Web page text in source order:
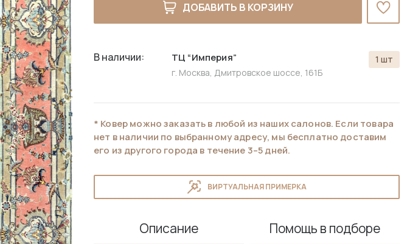
ДОБАВИТЬ В КОРЗИНУ
В наличии: ТЦ “Империя”
г. Москва, Дмитровское шоссе, 161Б
1 шт
* Ковер можно заказать в любой из наших салонов. Если товара
нет в наличии по выбранному адресу, мы бесплатно доставим
его из другого города в течение 3–5 дней.
ВИРТУАЛЬНАЯ ПРИМЕРКА
Описание Помощь в подборе